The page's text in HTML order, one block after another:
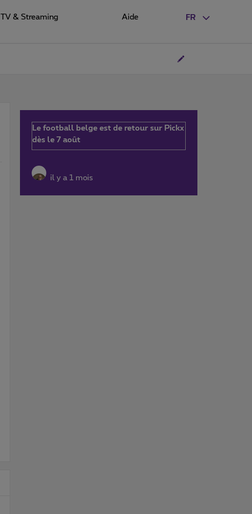
FR
TV & Streaming Aide
Le football belge est de retour sur Pickx
dès le 7 août
il y a 1 mois